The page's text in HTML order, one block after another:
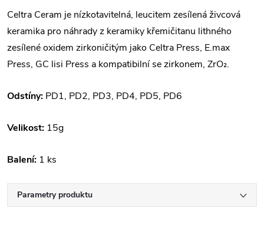
Celtra Ceram je nízkotavitelná, leucitem zesílená živcová
keramika pro náhrady z keramiky křemičitanu lithného
zesílené oxidem zirkoničitým jako Celtra Press, E.max
Press, GC lisi Press a kompatibilní se zirkonem, ZrO₂.
Odstíny: PD1, PD2, PD3, PD4, PD5, PD6
Velikost: 15g
Balení: 1 ks
Parametry produktu